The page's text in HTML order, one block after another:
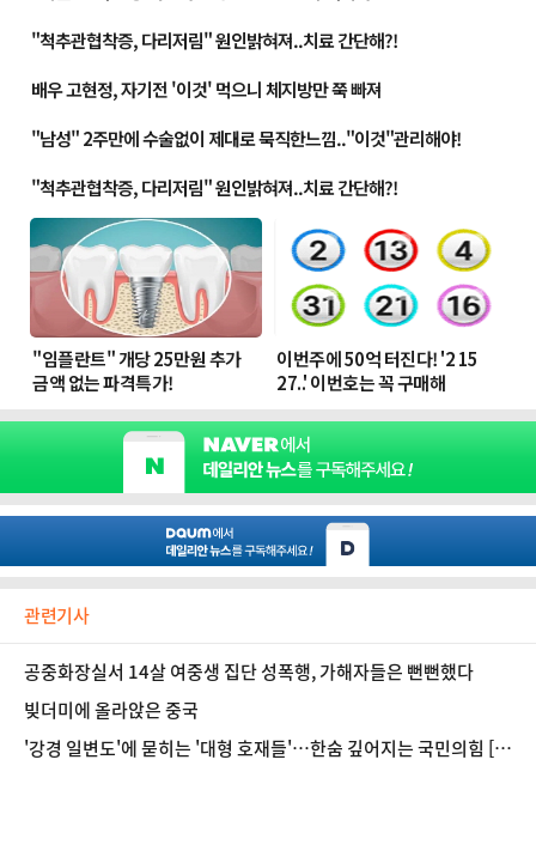
관련기사
공중화장실서 14살 여중생 집단 성폭행, 가해자들은 뻔뻔했다
빚더미에 올라앉은 중국
'강경 일변도'에 묻히는 '대형 호재들'…한숨 깊어지는 국민의힘 [정